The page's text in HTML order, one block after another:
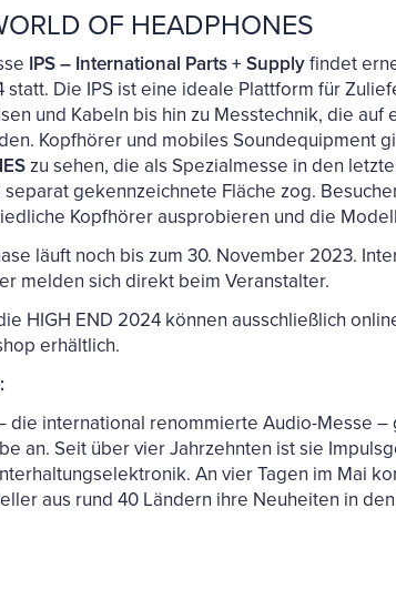
OF HEADPHONES
IPS – International Parts + Supplyfindet
statt. Die IPS ist eine ideale Plattform für
und Kabeln bis hin zu Messtechnik, die
Kopfhörer und mobiles Soundequipment
zu sehen, die als Spezialmesse in den
separat gekennzeichnete Fläche zog.
Kopfhörer ausprobieren und die
läuft noch bis zum 30. November 2023.
melden sich direkt beim Veranstalter.
HIGH END 2024 können ausschließlich
erhältlich.
die international renommierte Audio-Messe
an. Seit über vier Jahrzehnten ist sie
An vier Tagen im Mai
aus rund 40 Ländern ihre Neuheiten in